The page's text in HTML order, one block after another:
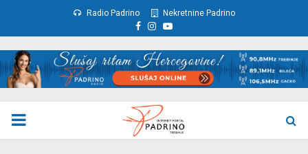
Radio Padrino Nekretnine Padrino
Facebook
Instagram
Youtube
PRIMARY